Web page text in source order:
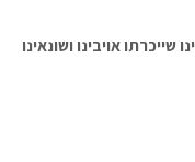
שייכרתו אויבינו ושונאינו